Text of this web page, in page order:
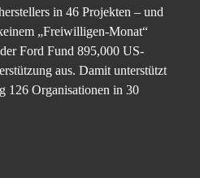
in 46 Projekten – und
„Freiwilligen-Monat“
Ford Fund 895,000 US-
aus. Damit unterstützt
126 Organisationen in 30